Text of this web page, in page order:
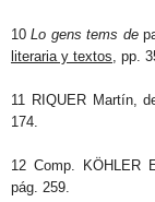
10Lo gens tems de
literaria y textos , pp.
11 RIQUER Martín,
174.
12 Comp. KÖHLER
pág. 259.